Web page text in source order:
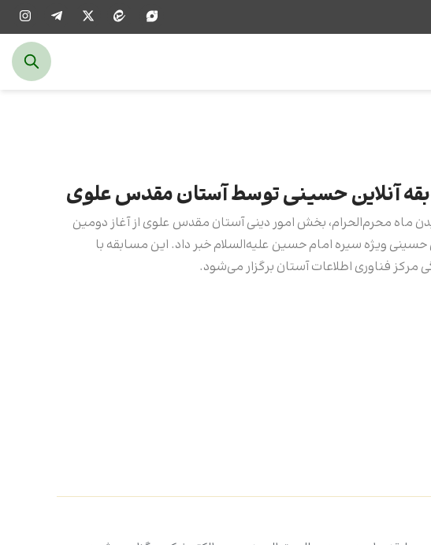
آنلاین حسینی توسط آستان مقدس علوی
ماه محرم‌الحرام، بخش امور دینی آستان مقدس علوی از آغاز دومین
حسینی ویژه سیره امام حسین علیه‌السلام خبر داد. این مسابقه با
فناوری اطلاعات آستان برگزار می‌شود.